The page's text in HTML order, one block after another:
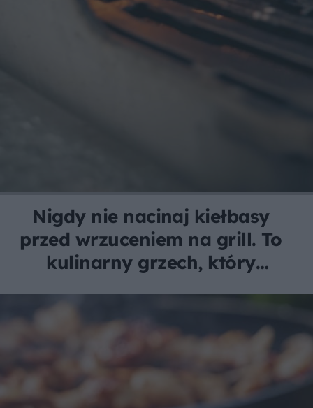
Nigdy nie nacinaj kiełbasy
przed wrzuceniem na grill. To
kulinarny grzech, który